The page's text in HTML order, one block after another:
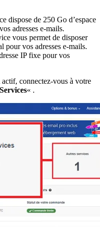
dispose de 250 Go d’espace
adresses e-mails.
vous permet de disposer
pour vos adresses e-mails.
IP fixe pour vos
connectez-vous à votre
« .